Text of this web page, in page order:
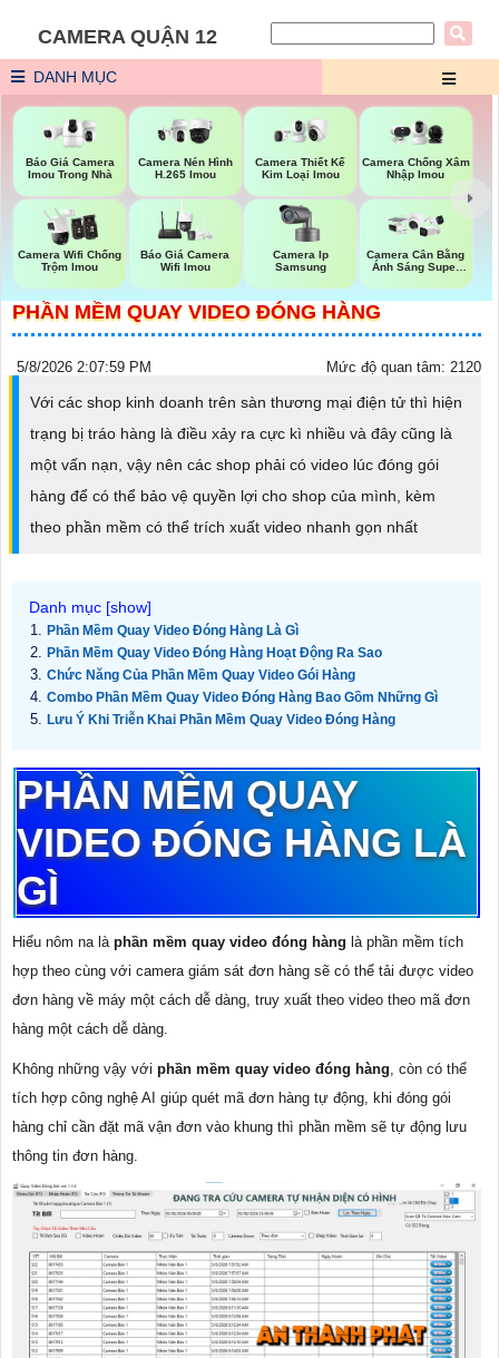
CAMERA QUẬN 12
DANH MỤC
Báo Giá Camera
Imou Trong Nhà
Camera Nén Hình
H.265 Imou
Camera Thiết Kế
Kim Loại Imou
Camera Chống Xâm
Nhập Imou
Camera Wifi Chống
Trộm Imou
Báo Giá Camera
Wifi Imou
Camera Ip
Samsung
Camera Cân Bằng
Ánh Sáng Super
PHẦN MỀM QUAY VIDEO ĐÓNG HÀNG
5/8/2026 2:07:59 PM Mức độ quan tâm: 2120
Với các shop kinh doanh trên sàn thương mại điện tử thì hiện
trạng bị tráo hàng là điều xảy ra cực kì nhiều và đây cũng là
một vấn nạn, vậy nên các shop phải có video lúc đóng gói
hàng để có thể bảo vệ quyền lợi cho shop của mình, kèm
theo phần mềm có thể trích xuất video nhanh gọn nhất
Phần Mềm Quay Video Đóng Hàng Là Gì
Phần Mềm Quay Video Đóng Hàng Hoạt Động Ra Sao
Chức Năng Của Phần Mềm Quay Video Gói Hàng
Combo Phần Mềm Quay Video Đóng Hàng Bao Gồm Những Gì
Lưu Ý Khi Triễn Khai Phần Mềm Quay Video Đóng Hàng
PHẦN MỀM QUAY
VIDEO ĐÓNG HÀNG LÀ
GÌ
Hiểu nôm na là phần mềm quay video đóng hàng là phần mềm tích
hợp theo cùng với camera giám sát đơn hàng sẽ có thể tải được video
đơn hàng về máy một cách dễ dàng, truy xuất theo video theo mã đơn
hàng một cách dễ dàng.
Không những vậy với phần mềm quay video đóng hàng, còn có thể
tích hợp công nghệ AI giúp quét mã đơn hàng tự động, khi đóng gói
hàng chỉ cần đặt mã vận đơn vào khung thì phần mềm sẽ tự động lưu
thông tin đơn hàng.